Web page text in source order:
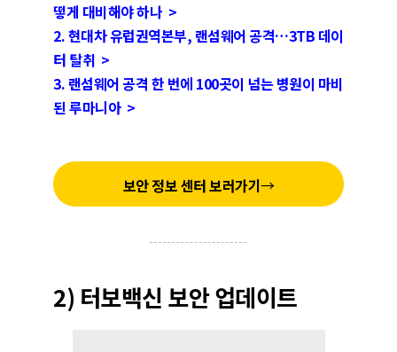
떻게 대비해야 하나 >
2.현대차 유럽권역본부, 랜섬웨어 공격…3TB 데이
터 탈취 >
3. 랜섬웨어 공격 한 번에 100곳이 넘는 병원이 마비
된 루마니아 >
보안 정보 센터 보러가기→
2) 터보백신 보안 업데이트